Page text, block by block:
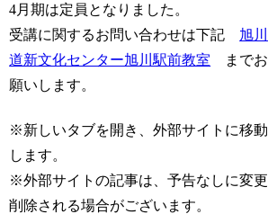
4月期は定員となりました。
受講に関するお問い合わせは下記 旭川
道新文化センター旭川駅前教室 までお
願いします。
※新しいタブを開き、外部サイトに移動
します。
※外部サイトの記事は、予告なしに変更
削除される場合がございます。